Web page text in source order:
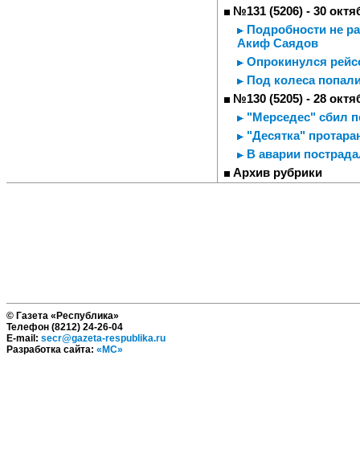
№131 (5206) - 30
Подробности не
Акиф Саядов
Опрокинулся
Под колеса
№130 (5205) - 28
"Мерседес" сбил
"Десятка"
В аварии
Архив рубрики
© Газета «Республика»
Телефон (8212) 24-26-04
E-mail: secr@gazeta-respublika.ru
Разработка сайта: «МС»